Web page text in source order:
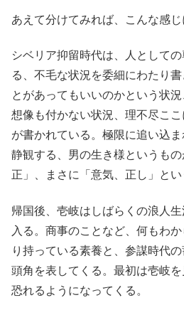
あえて分けてみれば、こんな感じ
シベリア抑留時代は、人として
る、不毛な状況を委細にわたり
とがあってもいいのかという状
想像も付かない状況、理不尽こ
が書かれている。極限に追い込
静観する、男の生き様というも
正」、まさに「意気、正し」とい
帰国後、壱岐はしばらくの浪人
入る。商事のことなど、何もわ
り持っている素養と、参謀時代
頭角を表してくる。最初は壱岐を
恐れるようになってくる。